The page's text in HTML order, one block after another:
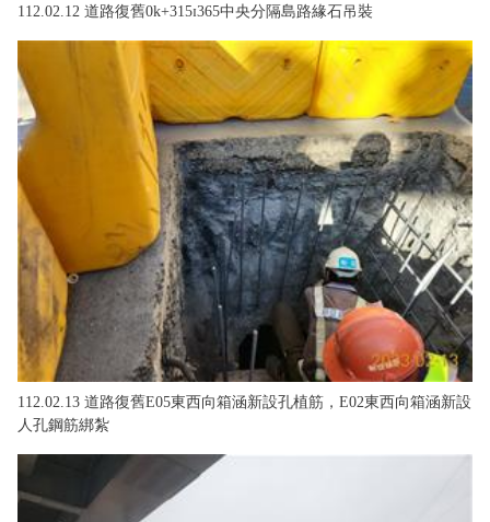
112.02.12 道路復舊0k+315ɪ365中央分隔島路緣石吊裝
112.02.13 道路復舊E05東西向箱涵新設孔植筋，E02東西向箱涵新設
人孔鋼筋綁紮